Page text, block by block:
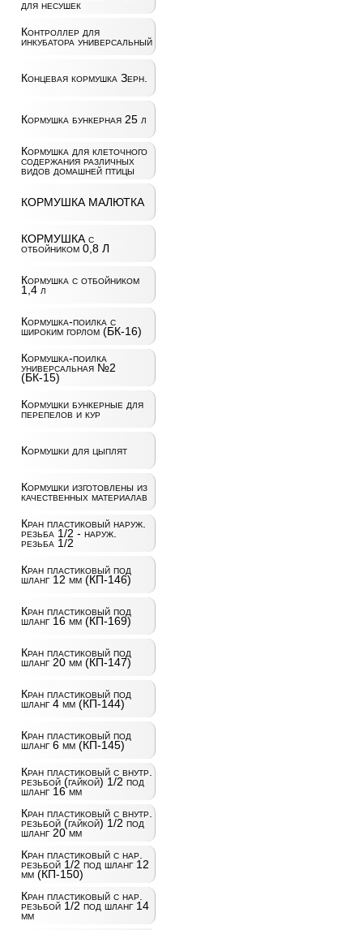
для несушек
Контроллер для
инкубатора универсальный
Концевая кормушка Зерн.
Кормушка бункерная 25 л
Кормушка для клеточного
содержания различных
видов домашней птицы
КОРМУШКА МАЛЮТКА
КОРМУШКА с
отбойником 0,8 Л
Кормушка с отбойником
1,4 л
Кормушка-поилка с
широким горлом (БК-16)
Кормушка-поилка
универсальная №2
(БК-15)
Кормушки бункерные для
перепелов и кур
Кормушки для цыплят
Кормушки изготовлены из
качественных материалав
Кран пластиковый наруж.
резьба 1/2 - наруж.
резьба 1/2
Кран пластиковый под
шланг 12 мм (КП-146)
Кран пластиковый под
шланг 16 мм (КП-169)
Кран пластиковый под
шланг 20 мм (КП-147)
Кран пластиковый под
шланг 4 мм (КП-144)
Кран пластиковый под
шланг 6 мм (КП-145)
Кран пластиковый с внутр.
резьбой (гайкой) 1/2 под
шланг 16 мм
Кран пластиковый с внутр.
резьбой (гайкой) 1/2 под
шланг 20 мм
Кран пластиковый с нар.
резьбой 1/2 под шланг 12
мм (КП-150)
Кран пластиковый с нар.
резьбой 1/2 под шланг 14
мм